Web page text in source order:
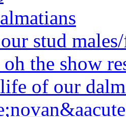
stud
the show
of our